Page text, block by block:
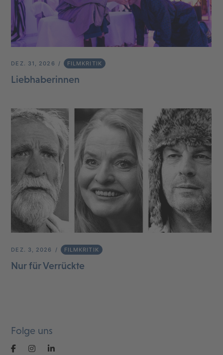
DEZ. 31, 2026 FILMKRITIK
Liebhaberinnen
DEZ. 3, 2026 FILMKRITIK
Nur für Verrückte
Folge uns